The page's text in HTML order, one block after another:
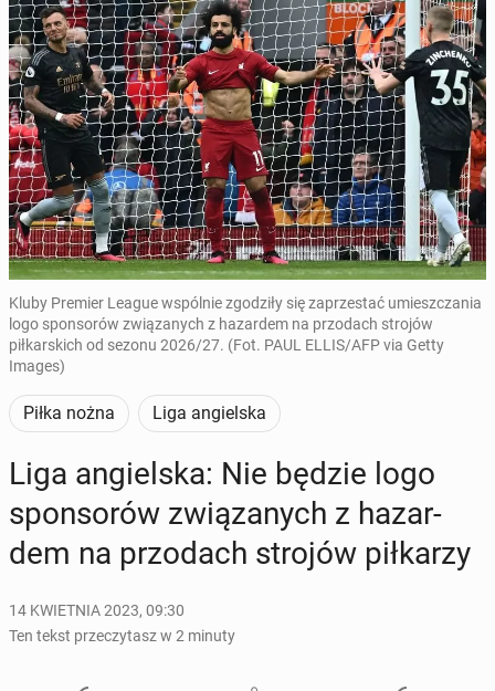
Kluby Premier League wspólnie zgodziły się zaprzestać umieszczania
logo sponsorów związanych z hazardem na przodach strojów
piłkarskich od sezonu 2026/27. (Fot. PAUL ELLIS/AFP via Getty
Images)
Piłka nożna Liga angielska
Liga an­giel­ska: Nie będzie logo
spon­so­rów zwią­za­nych z ha­zar­
dem na przo­dach strojów pił­ka­rzy
14 KWIETNIA 2023, 09:30
Ten tekst przeczytasz w 2 minuty